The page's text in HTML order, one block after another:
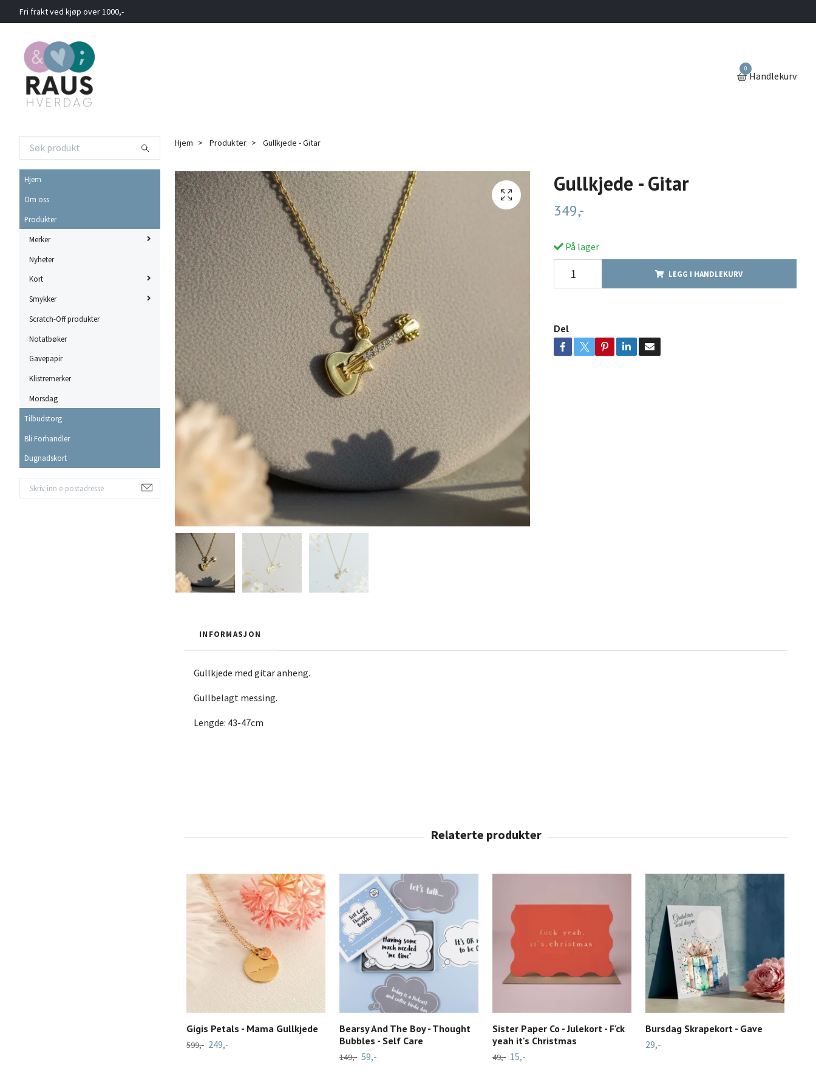
Fri frakt ved kjøp over 1000,-
0
Handlekurv
Hjem
Om oss
Produkter
Merker
Nyheter
Kort
Smykker
Scratch-Off produkter
Notatbøker
Gavepapir
Klistremerker
Morsdag
Tilbudstorg
Bli Forhandler
Dugnadskort
Hjem Produkter Gullkjede - Gitar
Gullkjede - Gitar
349,-
På lager
LEGG I HANDLEKURV
Del
INFORMASJON
Gullkjede med gitar anheng.
Gullbelagt messing.
Lengde: 43-47cm
Gigis Petals - Mama Gullkjede
599,- 249,-
Bearsy And The Boy - Thought
Bubbles - Self Care
149,- 59,-
Sister Paper Co - Julekort - F'ck
yeah it's Christmas
49,- 15,-
Bursdag Skrapekort - Gave
29,-